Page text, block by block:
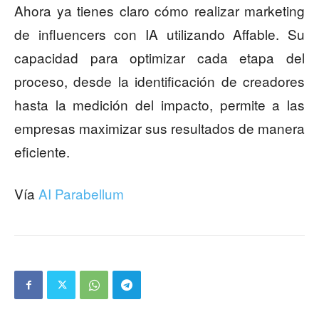
Ahora ya tienes claro cómo realizar marketing
de influencers con IA utilizando Affable. Su
capacidad para optimizar cada etapa del
proceso, desde la identificación de creadores
hasta la medición del impacto, permite a las
empresas maximizar sus resultados de manera
eficiente.
Vía AI Parabellum